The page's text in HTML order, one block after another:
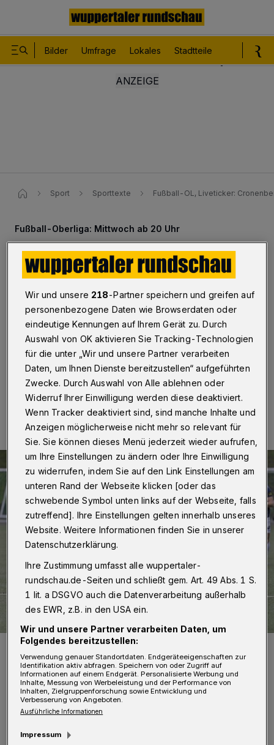
Bilder Umfrage Lokales Stadtteile
Sport Sporttexte Fußball-OL, Liveticker:
Fußball-Oberliga: Mittwoch ab 20 Uhr
Liveticker: Cronenberger SC -
KFC Uerdingen
Wuppertal·In einem Nachholspiel der Fußball-
Oberliga trifft der Cronenberger SC am Mittwoch (29.
März 2023) auf den KFC Uerdingen. Anstoß im
Stadion am Zoo ist um 20 Uhr.
29.03.2023 , 09:00 Uhr Eine Minute Lesezeit
Der CSC ist in dieser Saison nur selten dem Gegner davongerannt.
Foto: Dirk Freund
Dorthin ist die Partie aus Sicherheitsgründen
Wir und unsere 218-Partner speichern und greifen auf
personenbezogene Daten wie Browserdaten oder
eindeutige Kennungen auf Ihrem Gerät zu. Durch
Auswahl von OK aktivieren Sie Tracking-Technologien
für die unter „Wir und unsere Partner verarbeiten
Daten, um Ihnen Dienste bereitzustellen“ aufgeführten
Zwecke. Durch Auswahl von Alle ablehnen oder
Widerruf Ihrer Einwilligung werden diese deaktiviert.
Wenn Tracker deaktiviert sind, sind manche Inhalte und
Anzeigen möglicherweise nicht mehr so relevant für
Sie. Sie können dieses Menü jederzeit wieder aufrufen,
um Ihre Einstellungen zu ändern oder Ihre Einwilligung
zu widerrufen, indem Sie auf den Link Einstellungen am
unteren Rand der Webseite klicken [oder das
schwebende Symbol unten links auf der Webseite, falls
zutreffend]. Ihre Einstellungen gelten innerhalb unseres
Website. Weitere Informationen finden Sie in unserer
Datenschutzerklärung.
Ihre Zustimmung umfasst alle wuppertaler-
rundschau.de-Seiten und schließt gem. Art. 49 Abs. 1 S.
1 lit. a DSGVO auch die Datenverarbeitung außerhalb
des EWR, z.B. in den USA ein.
Wir und unsere Partner verarbeiten Daten, um
Folgendes bereitzustellen:
Verwendung genauer Standortdaten. Endgeräteeigenschaften zur
Identifikation aktiv abfragen. Speichern von oder Zugriff auf
Informationen auf einem Endgerät. Personalisierte Werbung und
Inhalte, Messung von Werbeleistung und der Performance von
Inhalten, Zielgruppenforschung sowie Entwicklung und
Verbesserung von Angeboten.
Ausführliche Informationen
Impressum